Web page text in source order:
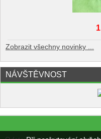
Zobrazit všechny novinky ...
NÁVŠTĚVNOST